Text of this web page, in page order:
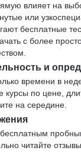
влияет на
или
бесплатные
с более
и
времени в
курсы по цене,
на середине.
читайте